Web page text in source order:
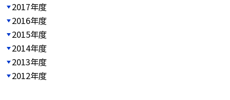
2017年度
2016年度
2015年度
2014年度
2013年度
2012年度